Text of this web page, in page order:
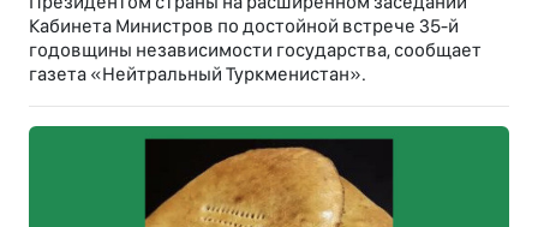
Кабинета Министров по достойной встрече 35-й
годовщины независимости государства, сообщает
газета «Нейтральный Туркменистан».